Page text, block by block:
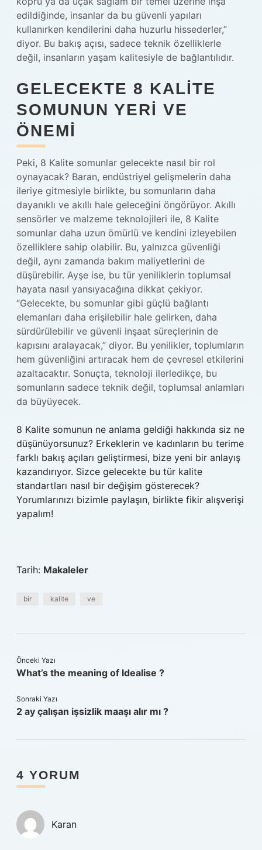
edildiğinde, insanlar da bu güvenli yapıları
kullanırken kendilerini daha huzurlu hissederler,”
diyor. Bu bakış açısı, sadece teknik özelliklerle
değil, insanların yaşam kalitesiyle de bağlantılıdır.
GELECEKTE 8 KALITE
SOMUNUN YERI VE
ÖNEMI
Peki, 8 Kalite somunlar gelecekte nasıl bir rol
oynayacak? Baran, endüstriyel gelişmelerin daha
ileriye gitmesiyle birlikte, bu somunların daha
dayanıklı ve akıllı hale geleceğini öngörüyor. Akıllı
sensörler ve malzeme teknolojileri ile, 8 Kalite
somunlar daha uzun ömürlü ve kendini izleyebilen
özelliklere sahip olabilir. Bu, yalnızca güvenliği
değil, aynı zamanda bakım maliyetlerini de
düşürebilir. Ayşe ise, bu tür yeniliklerin toplumsal
hayata nasıl yansıyacağına dikkat çekiyor.
“Gelecekte, bu somunlar gibi güçlü bağlantı
elemanları daha erişilebilir hale gelirken, daha
sürdürülebilir ve güvenli inşaat süreçlerinin de
kapısını aralayacak,” diyor. Bu yenilikler, toplumların
hem güvenliğini artıracak hem de çevresel etkilerini
azaltacaktır. Sonuçta, teknoloji ilerledikçe, bu
somunların sadece teknik değil, toplumsal anlamları
da büyüyecek.
8 Kalite somunun ne anlama geldiği hakkında siz ne
düşünüyorsunuz? Erkeklerin ve kadınların bu terime
farklı bakış açıları geliştirmesi, bize yeni bir anlayış
kazandırıyor. Sizce gelecekte bu tür kalite
standartları nasıl bir değişim gösterecek?
Yorumlarınızı bizimle paylaşın, birlikte fikir alışverişi
yapalım!
Tarih: Makaleler
bir kalite ve
Önceki Yazı
What’s the meaning of Idealise ?
Sonraki Yazı
2 ay çalışan işsizlik maaşı alır mı ?
4 YORUM
Karan